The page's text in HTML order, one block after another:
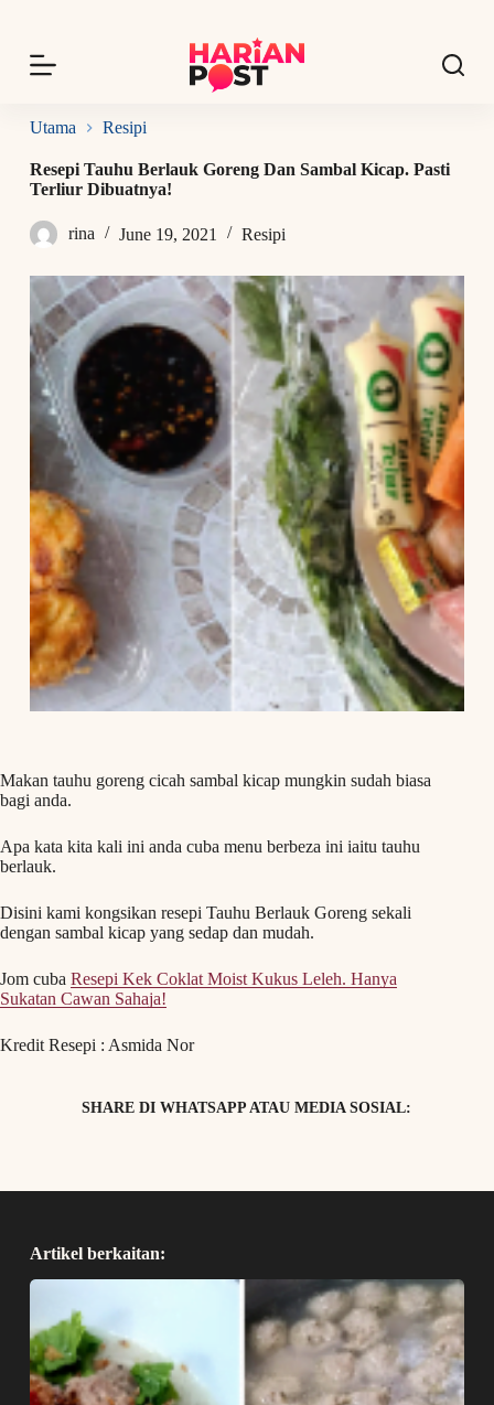
p
o
o
n
n
Utama Resipi
Resepi Tauhu Berlauk Goreng Dan Sambal Kicap. Pasti
Terliur Dibuatnya!
rina June 19, 2021 Resipi
Makan tauhu goreng cicah sambal kicap mungkin sudah biasa
bagi anda.
Apa kata kita kali ini anda cuba menu berbeza ini iaitu tauhu
berlauk.
Disini kami kongsikan resepi Tauhu Berlauk Goreng sekali
dengan sambal kicap yang sedap dan mudah.
Jom cuba Resepi Kek Coklat Moist Kukus Leleh. Hanya
Sukatan Cawan Sahaja!
Kredit Resepi : Asmida Nor
SHARE DI WHATSAPP ATAU MEDIA SOSIAL:
Artikel berkaitan: